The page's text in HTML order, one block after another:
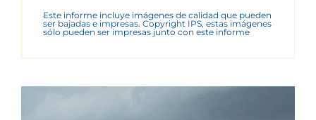
Este informe incluye imágenes de calidad que pueden
ser bajadas e impresas. Copyright IPS, estas imágenes
sólo pueden ser impresas junto con este informe